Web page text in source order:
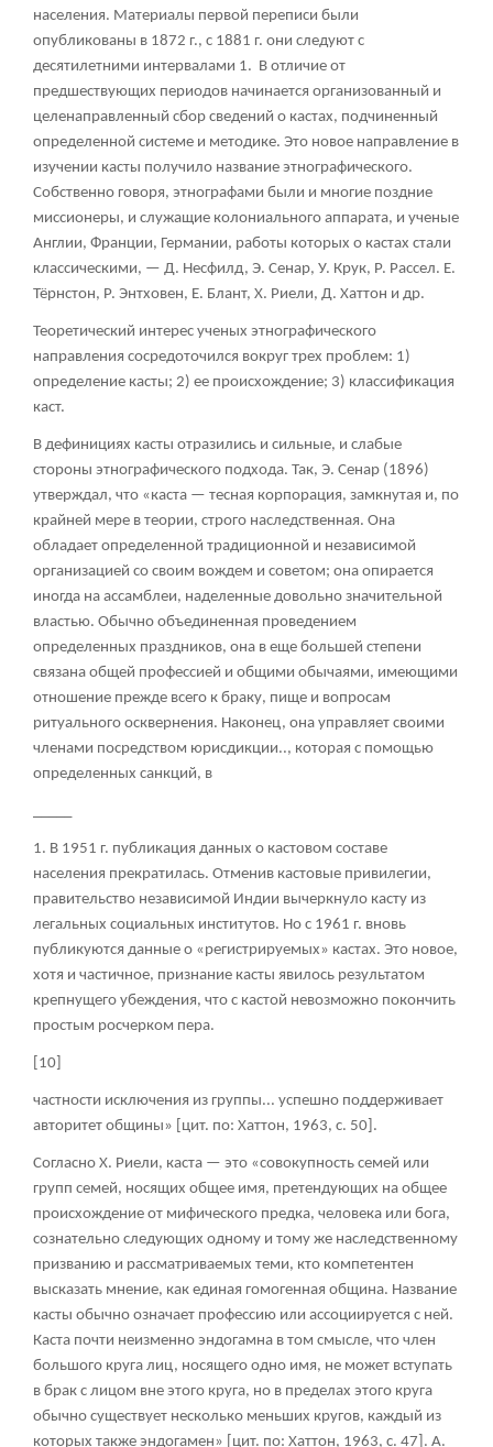
населения. Материалы первой переписи были
опубликованы в 1872 г., с 1881 г. они следуют с
десятилетними интервалами 1. В отличие от
предшествующих периодов начинается организованный и
целенаправленный сбор сведений о кастах, подчиненный
определенной системе и методике. Это новое направление в
изучении касты получило название этнографического.
Собственно говоря, этнографами были и многие поздние
миссионеры, и служащие колониального аппарата, и ученые
Англии, Франции, Германии, работы которых о кастах стали
классическими, — Д. Несфилд, Э. Сенар, У. Крук, Р. Рассел. Е.
Тёрнстон, Р. Энтховен, Е. Блант, X. Риели, Д. Хаттон и др.
Теоретический интерес ученых этнографического
направления сосредоточился вокруг трех проблем: 1)
определение касты; 2) ее происхождение; 3) классификация
каст.
В дефинициях касты отразились и сильные, и слабые
стороны этнографического подхода. Так, Э. Сенар (1896)
утверждал, что «каста — тесная корпорация, замкнутая и, по
крайней мере в теории, строго наследственная. Она
обладает определенной традиционной и независимой
организацией со своим вождем и советом; она опирается
иногда на ассамблеи, наделенные довольно значительной
властью. Обычно объединенная проведением
определенных праздников, она в еще большей степени
связана общей профессией и общими обычаями, имеющими
отношение прежде всего к браку, пище и вопросам
ритуального осквернения. Наконец, она управляет своими
членами посредством юрисдикции.., которая с помощью
определенных санкций, в
1. В 1951 г. публикация данных о кастовом составе
населения прекратилась. Отменив кастовые привилегии,
правительство независимой Индии вычеркнуло касту из
легальных социальных институтов. Но с 1961 г. вновь
публикуются данные о «регистрируемых» кастах. Это новое,
хотя и частичное, признание касты явилось результатом
крепнущего убеждения, что с кастой невозможно покончить
простым росчерком пера.
[10]
частности исключения из группы... успешно поддерживает
авторитет общины» [цит. по: Хаттон, 1963, с. 50].
Согласно X. Риели, каста — это «совокупность семей или
групп семей, носящих общее имя, претендующих на общее
происхождение от мифического предка, человека или бога,
сознательно следующих одному и тому же наследственному
призванию и рассматриваемых теми, кто компетентен
высказать мнение, как единая гомогенная община. Название
касты обычно означает профессию или ассоциируется с ней.
Каста почти неизменно эндогамна в том смысле, что член
большого круга лиц, носящего одно имя, не может вступать
в брак с лицом вне этого круга, но в пределах этого круга
обычно существует несколько меньших кругов, каждый из
которых также эндогамен» [цит. по: Хаттон, 1963, с. 47]. А.